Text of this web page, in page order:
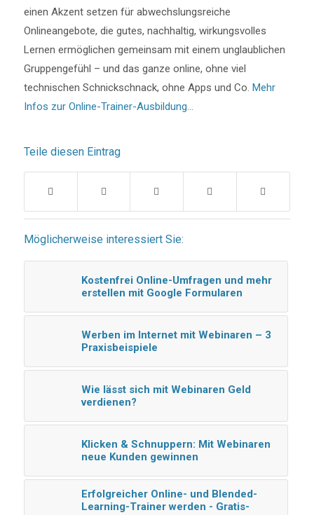
einen Akzent setzen für abwechslungsreiche
Onlineangebote, die gutes, nachhaltig, wirkungsvolles
Lernen ermöglichen gemeinsam mit einem unglaublichen
Gruppengefühl – und das ganze online, ohne viel
technischen Schnickschnack, ohne Apps und Co. Mehr
Infos zur Online-Trainer-Ausbildung…
Teile diesen Eintrag
Möglicherweise interessiert Sie:
Kostenfrei Online-Umfragen und mehr
erstellen mit Google Formularen
Werben im Internet mit Webinaren – 3
Praxisbeispiele
Wie lässt sich mit Webinaren Geld
verdienen?
Klicken & Schnuppern: Mit Webinaren
neue Kunden gewinnen
Erfolgreicher Online- und Blended-
Learning-Trainer werden - Gratis-